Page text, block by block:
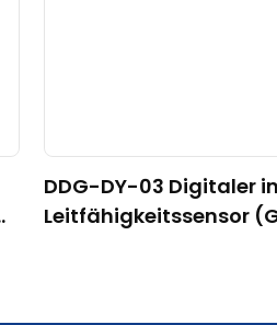
DDG-DY-03 Digitaler
Leitfähigkeitssensor